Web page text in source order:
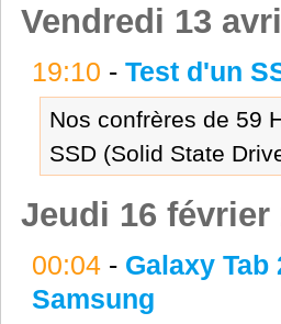
Vendredi 13
19:10 - Test d'un
Nos confrères de 59
SSD (Solid State
Jeudi 16 février
00:04- Galaxy
Samsung